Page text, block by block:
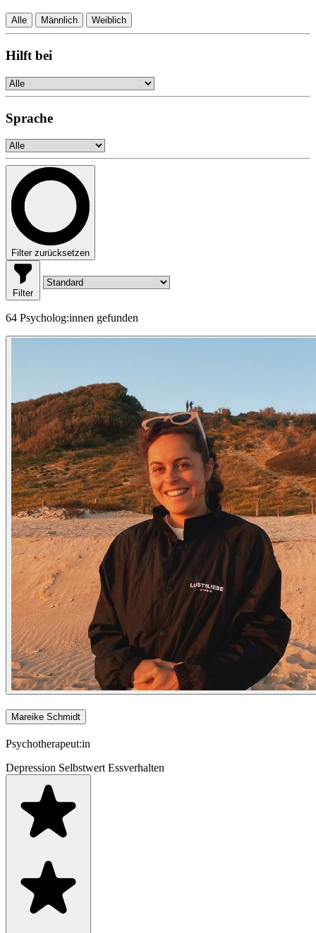
Alle Männlich Weiblich
Hilft bei
Sprache
Filter zurücksetzen
Filter
64 Psycholog:innen gefunden
Mareike Schmidt
Psychotherapeut:in
Depression Selbstwert Essverhalten